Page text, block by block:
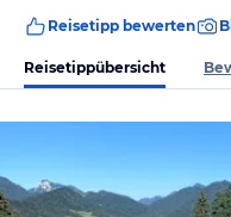
Reisetipp bewerten
Reisetippübersicht